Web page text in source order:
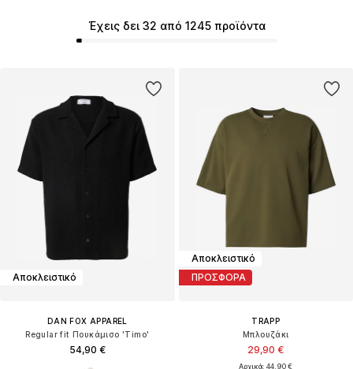
Αποκλειστικό
DAN FOX APPAREL
Regular fit Πουκάμισο 'Timo'
54,90 €
Αποκλειστικό
ΠΡΟΣΦΟΡΑ
TRAPP
Μπλουζάκι
29,90 €
Αρχικά: 44,90 €
Έχεις δει 32 από 1245 προϊόντα